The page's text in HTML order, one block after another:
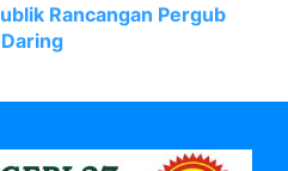
Rancangan Pergub